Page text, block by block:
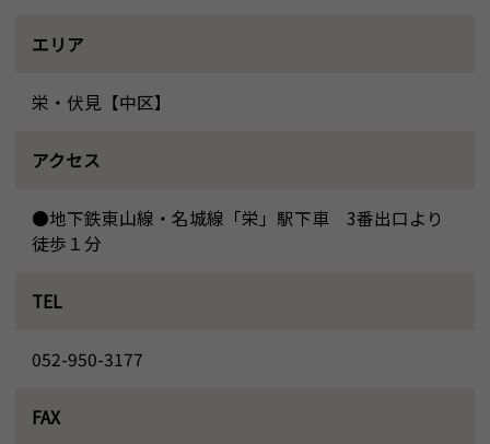
エリア
栄・伏見【中区】
アクセス
●地下鉄東山線・名城線「栄」駅下車 3番出口より
徒歩１分
TEL
052-950-3177
FAX